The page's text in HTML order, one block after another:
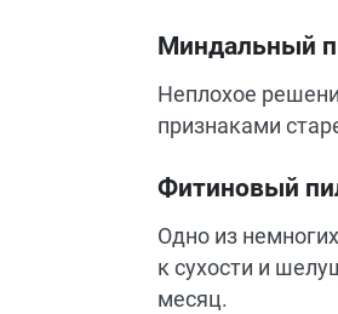
Миндальный
Неплохое
признаками
Фитиновый
Одно из
к сухости и
месяц.